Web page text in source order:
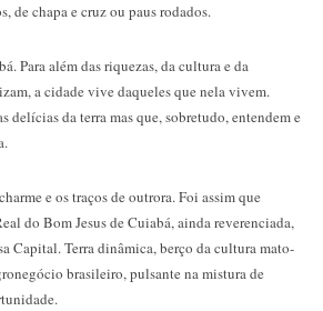
de chapa e cruz ou paus rodados.
Para além das riquezas, da cultura e da
a cidade vive daqueles que nela vivem.
delícias da terra mas que, sobretudo, entendem e
e os traços de outrora. Foi assim que
do Bom Jesus de Cuiabá, ainda reverenciada,
Capital. Terra dinâmica, berço da cultura mato-
brasileiro, pulsante na mistura de